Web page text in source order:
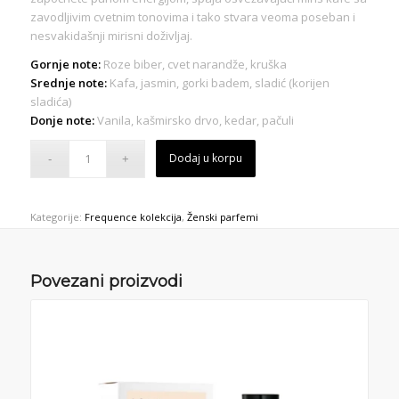
zavodljivim cvetnim tonovima i tako stvara veoma poseban i
nesvakidašnji mirisni doživljaj.
Gornje note:Roze biber, cvet narandže, kruška
Srednje note:Kafa, jasmin, gorki badem, sladić (korijen
sladića)
Donje note:Vanila, kašmirsko drvo, kedar, pačuli
Dodaj u korpu
Kategorije: Frequence kolekcija, Ženski parfemi
Povezani proizvodi